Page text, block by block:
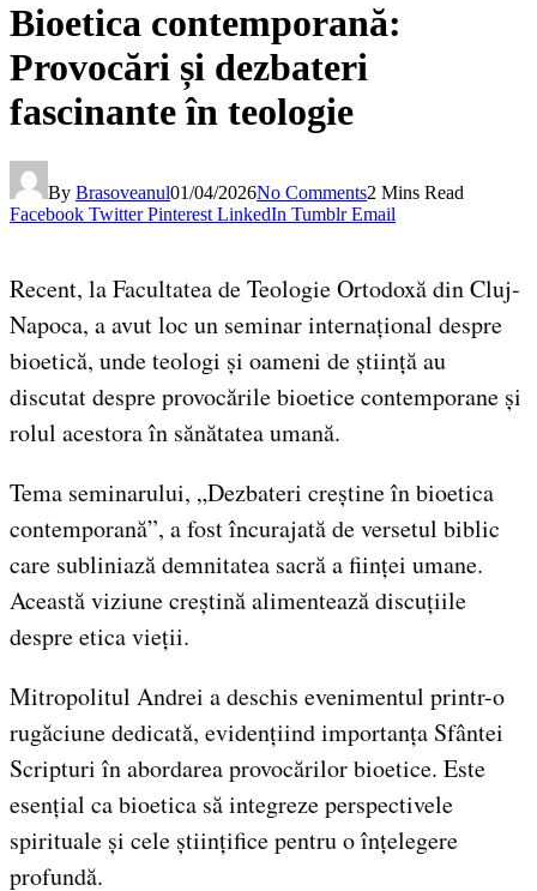
Bioetica contemporană:
Provocări și dezbateri
fascinante în teologie
By Brasoveanul01/04/2026No Comments2 Mins Read
Facebook Twitter Pinterest LinkedIn Tumblr Email
Recent, la Facultatea de Teologie Ortodoxă din Cluj-
Napoca, a avut loc un seminar internațional despre
bioetică, unde teologi și oameni de știință au
discutat despre provocările bioetice contemporane și
rolul acestora în sănătatea umană.
Tema seminarului, „Dezbateri creștine în bioetica
contemporană”, a fost încurajată de versetul biblic
care subliniază demnitatea sacră a ființei umane.
Această viziune creștină alimentează discuțiile
despre etica vieții.
Mitropolitul Andrei a deschis evenimentul printr-o
rugăciune dedicată, evidențiind importanța Sfântei
Scripturi în abordarea provocărilor bioetice. Este
esențial ca bioetica să integreze perspectivele
spirituale și cele științifice pentru o înțelegere
profundă.